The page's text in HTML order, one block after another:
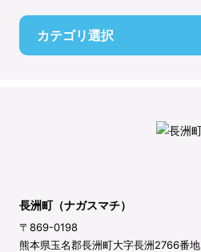
カテゴリ選択
長洲町（ナガスマチ）
〒869-0198
熊本県玉名郡長洲町大字長洲2766番地